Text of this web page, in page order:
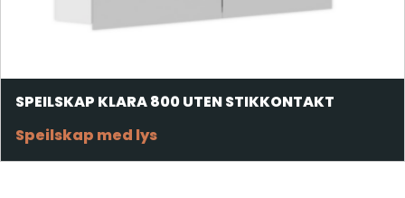
SPEILSKAP KLARA 800 UTEN STIKKONTAKT
Speilskap med lys